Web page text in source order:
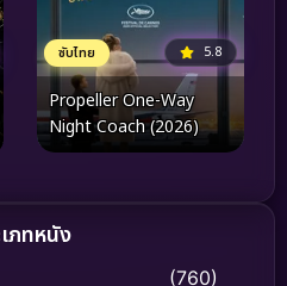
ซับไทย 5.8
Propeller One-Way
Night Coach (2026)
ภทหนัง
(760)